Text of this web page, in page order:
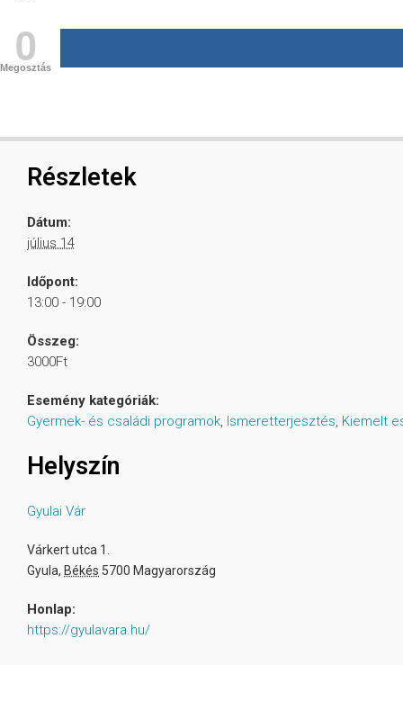
0
Megosztás
Részletek
Dátum:
július 14
Időpont:
13:00 - 19:00
Összeg:
3000Ft
Esemény kategóriák:
Gyermek- és családi programok, Ismeretterjesztés, Kiemelt
Helyszín
Gyulai Vár
Várkert utca 1.
Gyula, Békés 5700 Magyarország
Honlap:
https://gyulavara.hu/